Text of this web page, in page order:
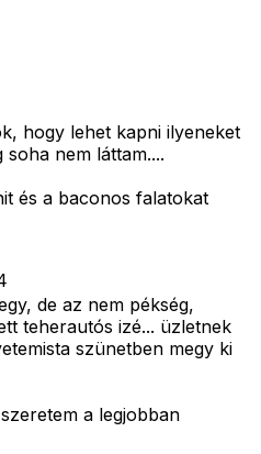
hogy lehet kapni ilyeneket
nem láttam....
és a baconos falatokat
de az nem pékség,
teherautós izé... üzletnek
szünetben megy ki
a legjobban